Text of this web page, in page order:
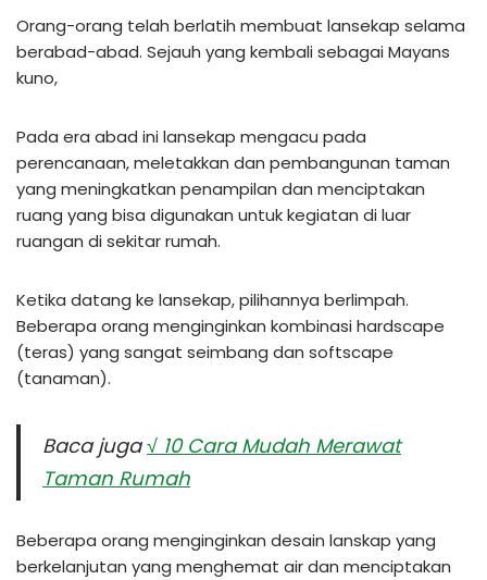
Orang-orang telah berlatih membuat lansekap selama
berabad-abad. Sejauh yang kembali sebagai Mayans
kuno,
Pada era abad ini lansekap mengacu pada
perencanaan, meletakkan dan pembangunan taman
yang meningkatkan penampilan dan menciptakan
ruang yang bisa digunakan untuk kegiatan di luar
ruangan di sekitar rumah.
Ketika datang ke lansekap, pilihannya berlimpah.
Beberapa orang menginginkan kombinasi hardscape
(teras) yang sangat seimbang dan softscape
(tanaman).
Baca juga√ 10 Cara Mudah Merawat
Taman Rumah
Beberapa orang menginginkan desain lanskap yang
berkelanjutan yang menghemat air dan menciptakan